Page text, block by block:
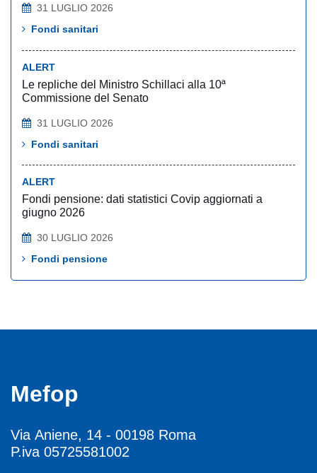
31 LUGLIO 2026
Fondi sanitari
ALERT
Le repliche del Ministro Schillaci alla 10ª
Commissione del Senato
31 LUGLIO 2026
Fondi sanitari
ALERT
Fondi pensione: dati statistici Covip aggiornati a
giugno 2026
30 LUGLIO 2026
Fondi pensione
Mefop
Via Aniene, 14 - 00198 Roma
P.iva 05725581002